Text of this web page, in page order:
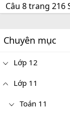
Câu 8 trang 216
Chuyên mục
Lớp 12
Lớp 11
Toán 11